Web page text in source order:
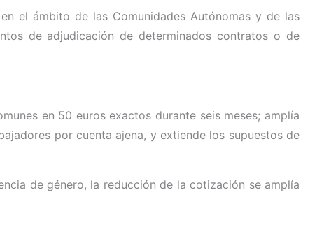
el ámbito de las Comunidades Autónomas y de las
de adjudicación de determinados contratos o de
en 50 euros exactos durante seis meses; amplía
por cuenta ajena, y extiende los supuestos de
de género, la reducción de la cotización se amplía